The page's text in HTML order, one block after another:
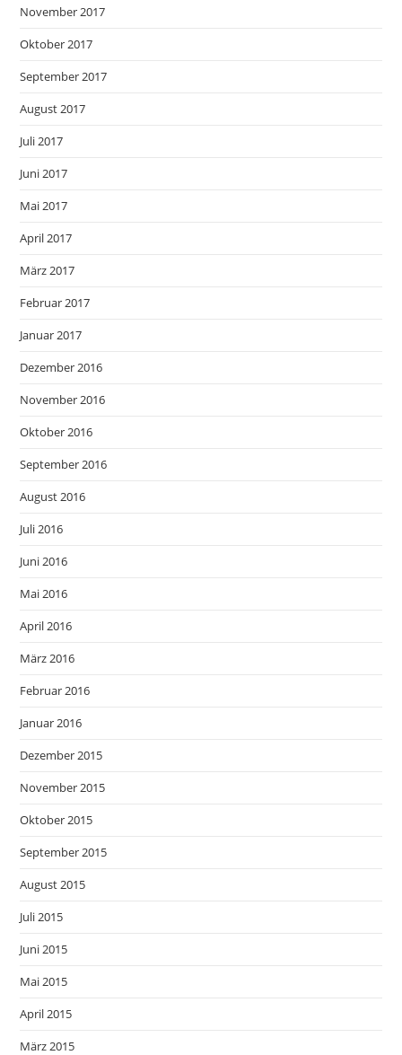
November 2017
Oktober 2017
September 2017
August 2017
Juli 2017
Juni 2017
Mai 2017
April 2017
März 2017
Februar 2017
Januar 2017
Dezember 2016
November 2016
Oktober 2016
September 2016
August 2016
Juli 2016
Juni 2016
Mai 2016
April 2016
März 2016
Februar 2016
Januar 2016
Dezember 2015
November 2015
Oktober 2015
September 2015
August 2015
Juli 2015
Juni 2015
Mai 2015
April 2015
März 2015